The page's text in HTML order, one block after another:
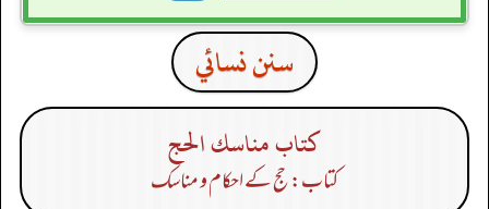
سنن نسائي
كتاب مناسك الحج
کتاب: حج کے احکام و مناسک